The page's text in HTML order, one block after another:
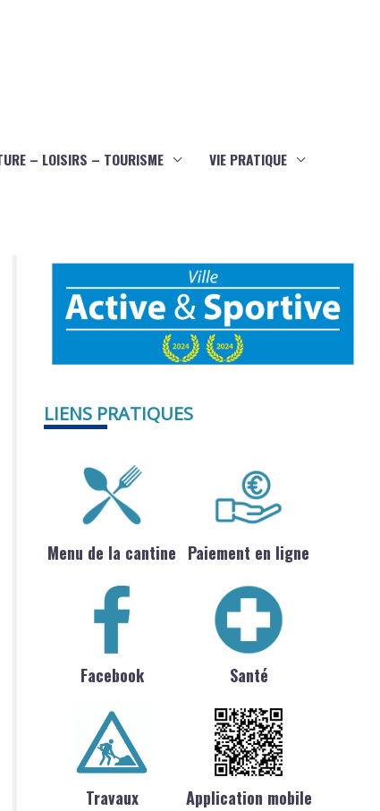
– LOISIRS – TOURISME VIE PRATIQUE
LIENS PRATIQUES
Menu de la cantine Paiement en ligne
Facebook Santé
Travaux Application mobile